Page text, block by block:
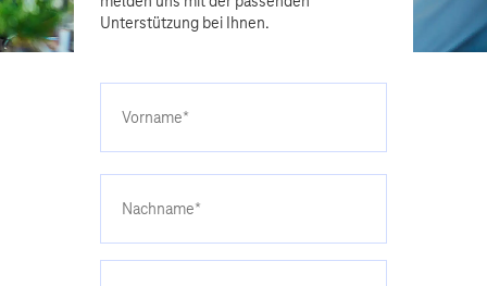
Unterstützung bei Ihnen.